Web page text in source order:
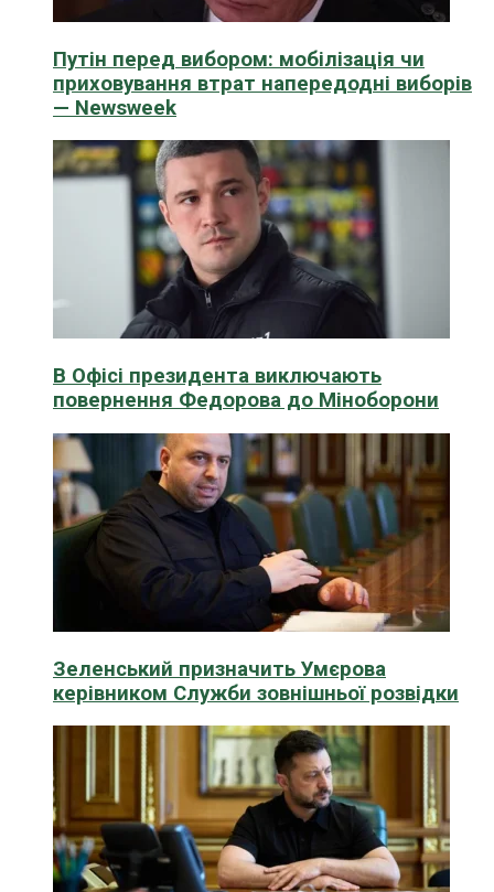
Путін перед вибором: мобілізація чи
приховування втрат напередодні виборів
— Newsweek
В Офісі президента виключають
повернення Федорова до Міноборони
Зеленський призначить Умєрова
керівником Служби зовнішньої розвідки